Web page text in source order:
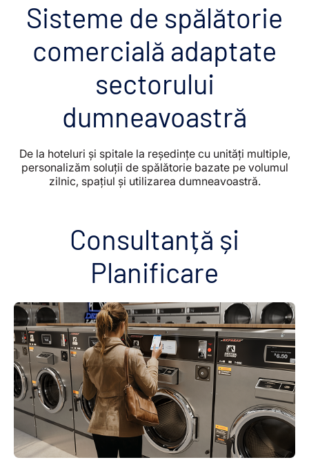
Sisteme de spălătorie
comercială adaptate
sectorului
dumneavoastră
De la hoteluri și spitale la reședințe cu unități multiple,
personalizăm soluții de spălătorie bazate pe volumul
zilnic, spațiul și utilizarea dumneavoastră.
Consultanță și
Planificare